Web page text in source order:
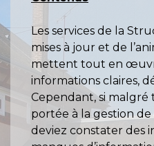
Les services de la
mises à jour et de
mettent tout en
informations claires,
Cependant, si
portée à la gestion
deviez constater des